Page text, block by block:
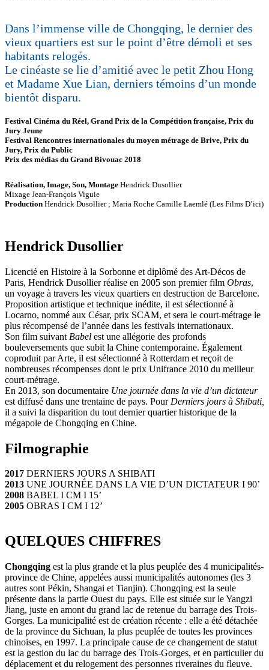
Dans l’immense ville de Chongqing, le dernier des
vieux quartiers est sur le point d’être démoli et ses
habitants relogés.
Le cinéaste se lie d’amitié avec le petit Zhou Hong
et Madame Xue Lian, derniers témoins d’un monde
bientôt disparu.
Festival Cinéma du Réel, Grand Prix de la Compétition française, Prix du
Jury Jeune
Festival Rencontres internationales du moyen métrage de Brive, Prix du
Jury, Prix du Public
Prix des médias du Grand Bivouac 2018
Réalisation, Image, Son, Montage Hendrick Dusollier
Mixage Jean-François Viguie
Production Hendrick Dusollier ; Maria Roche Camille Laemlé (Les Films D’ici)
Hendrick Dusollier
Licencié en Histoire à la Sorbonne et diplômé des Art-Décos de
Paris, Hendrick Dusollier réalise en 2005 son premier film Obras,
un voyage à travers les vieux quartiers en destruction de Barcelone.
Proposition artistique et technique inédite, il est sélectionné à
Locarno, nommé aux César, prix SCAM, et sera le court-métrage le
plus récompensé de l’année dans les festivals internationaux.
Son film suivant Babel est une allégorie des profonds
bouleversements que subit la Chine contemporaine. Également
coproduit par Arte, il est sélectionné à Rotterdam et reçoit de
nombreuses récompenses dont le prix Unifrance 2010 du meilleur
court-métrage.
En 2013, son documentaire Une journée dans la vie d’un dictateur
est diffusé dans une trentaine de pays. Pour Derniers jours à Shibati,
il a suivi la disparition du tout dernier quartier historique de la
mégapole de Chongqing en Chine.
Filmographie
2017 DERNIERS JOURS A SHIBATI
2013 UNE JOURNÉE DANS LA VIE D’UN DICTATEUR I 90’
2008 BABEL I CM I 15’
2005 OBRAS I CM I 12’
QUELQUES CHIFFRES
Chongqing est la plus grande et la plus peuplée des 4 municipalités-
province de Chine, appelées aussi municipalités autonomes (les 3
autres sont Pékin, Shangai et Tianjin). Chongqing est la seule
présente dans la partie Ouest du pays. Elle est située sur le Yangzi
Jiang, juste en amont du grand lac de retenue du barrage des Trois-
Gorges. La municipalité est de création récente : elle a été détachée
de la province du Sichuan, la plus peuplée de toutes les provinces
chinoises, en 1997. La principale cause de ce changement de statut
est la gestion du lac du barrage des Trois-Gorges, et en particulier du
déplacement et du relogement des personnes riveraines du fleuve.